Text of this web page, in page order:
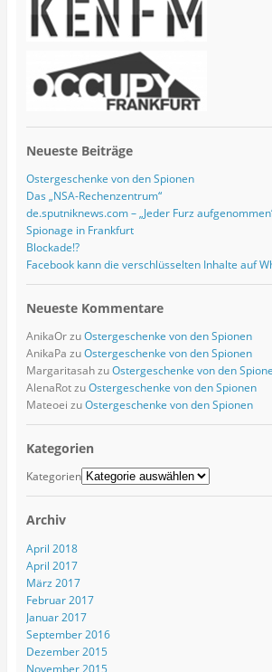
e
Neueste Beiträge
Ostergeschenke von den Spionen
Das „NSA-Rechenzentrum“
de.sputniknews.com – „Jeder Furz
Spionage in Frankfurt
Blockade!?
Facebook kann die verschlüsselten Inhalte auf
Neueste Kommentare
AnikaOrzuOstergeschenke von den Spionen
AnikaPa zuOstergeschenke von den Spionen
MargaritasahzuOstergeschenke von den
AlenaRotzuOstergeschenke von den Spionen
Mateoei zuOstergeschenke von den Spionen
Kategorien
Kategorien
Archiv
April 2018
April 2017
März 2017
Februar 2017
Januar 2017
September 2016
Dezember 2015
November 2015